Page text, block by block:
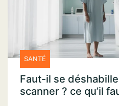
SANTÉ
Faut-il se
scanner ? ce qu’il